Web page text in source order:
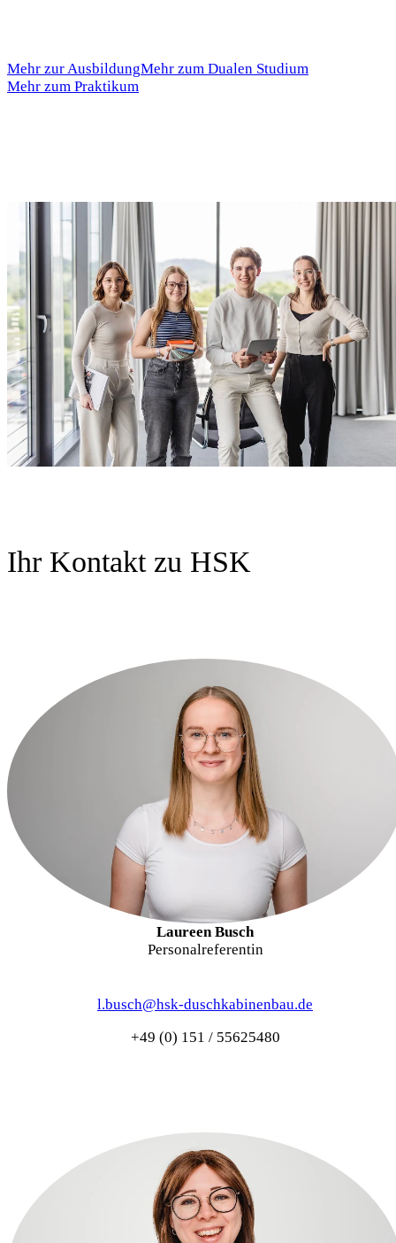
Mehr zur AusbildungMehr zum Dualen Studium
Mehr zum Praktikum
Ihr Kontakt zu HSK
Laureen Busch
Personalreferentin
l.busch@hsk-duschkabinenbau.de
+49 (0) 151 / 55625480